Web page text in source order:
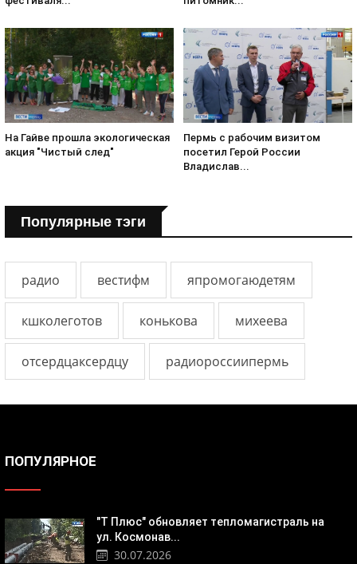
На Гайве прошла экологическая
акция "Чистый след"
Пермь с рабочим визитом
посетил Герой России
Владислав...
Популярные тэги
радио вестифм япромогаюдетям
кшколеготов конькова михеева
отсердцаксердцу радиороссиипермь
ПОПУЛЯРНОЕ
"Т Плюс" обновляет тепломагистраль на
ул. Космонав...
30.07.2026